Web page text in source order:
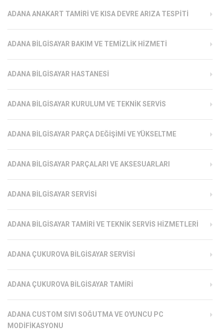
ADANA ANAKART TAMIRI VE KISA DEVRE ARIZA TESPITI
ADANA BILGISAYAR BAKIM VE TEMIZLIK HIZMETI
ADANA BILGISAYAR HASTANESI
ADANA BILGISAYAR KURULUM VE TEKNIK SERVIS
ADANA BILGISAYAR PARÇA DEĞIŞIMI VE YÜKSELTME
ADANA BILGISAYAR PARÇALARI VE AKSESUARLARI
ADANA BILGISAYAR SERVISI
ADANA BILGISAYAR TAMIRI VE TEKNIK SERVIS HIZMETLERI
ADANA ÇUKUROVA BILGISAYAR SERVISI
ADANA ÇUKUROVA BILGISAYAR TAMIRI
ADANA CUSTOM SIVI SOĞUTMA VE OYUNCU PC
MODIFIKASYONU